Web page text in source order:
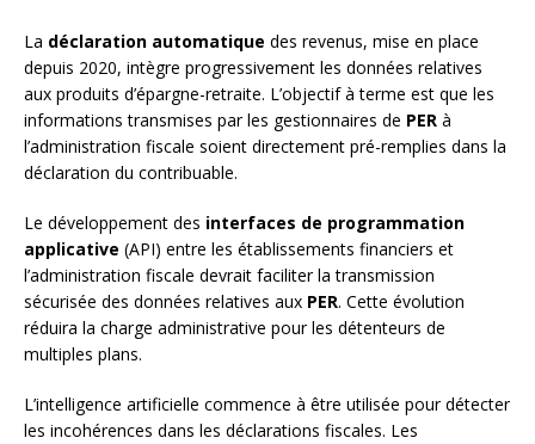
La déclaration automatique des revenus, mise en place
depuis 2020, intègre progressivement les données relatives
aux produits d’épargne-retraite. L’objectif à terme est que les
informations transmises par les gestionnaires de PER à
l’administration fiscale soient directement pré-remplies dans la
déclaration du contribuable.
Le développement des interfaces de programmation
applicative (API) entre les établissements financiers et
l’administration fiscale devrait faciliter la transmission
sécurisée des données relatives aux PER. Cette évolution
réduira la charge administrative pour les détenteurs de
multiples plans.
L’intelligence artificielle commence à être utilisée pour détecter
les incohérences dans les déclarations fiscales. Les